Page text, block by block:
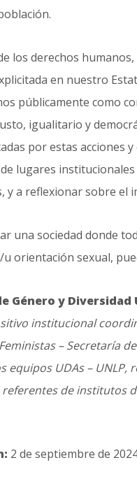
los derechos
en nuestro
públicamente como
igualitario y
por estas acciones
lugares
y a reflexionar sobre el
una sociedad donde
orientación sexual,
Género y Diversidad
institucional
– Secretaría
equipos UDAs –
referentes de institutos
2 de septiembre de